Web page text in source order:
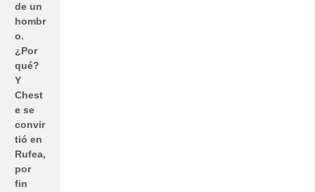
de un
hombr
o.
¿Por
qué?
Y
Chest
e se
convir
tió en
Rufea,
por
fin